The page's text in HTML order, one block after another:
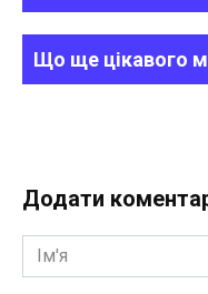
Що ще цікавого
Додати
Ім'я